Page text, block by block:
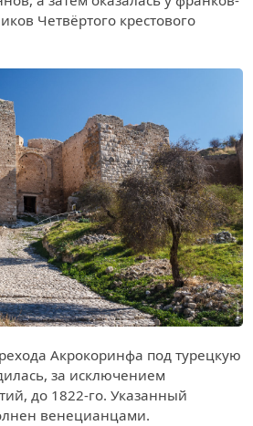
Четвёртого крестового
Акрокоринфа под турецкую
за исключением
до 1822-го. Указанный
венецианцами.